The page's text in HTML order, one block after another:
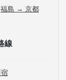
福島 → 京都
線